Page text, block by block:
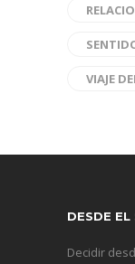
VIAJE
DESDE EL
Decidir